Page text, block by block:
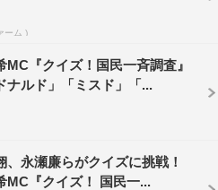
って意見を言い合いながら見
と思います！最後まで全部見
ーム )
MC『クイズ！国民一斉調査』
ナルド」「ミスド」「...
、永瀬廉らがクイズに挑戦！
MC『クイズ！ 国民一...